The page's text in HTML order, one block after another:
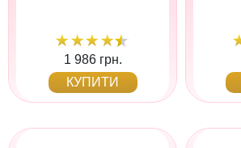
1 986 грн.
КУПИТИ